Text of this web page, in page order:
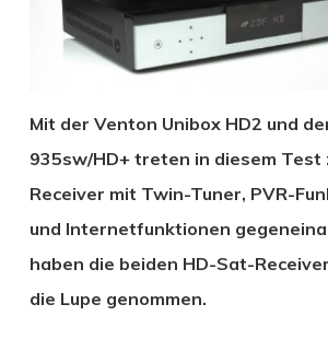
Mit der Venton Unibox HD2 und
935sw/HD+ treten in diesem Test
Receiver mit Twin-Tuner, PVR-
und Internetfunktionen
haben die beiden HD-Sat-
die Lupe genommen.